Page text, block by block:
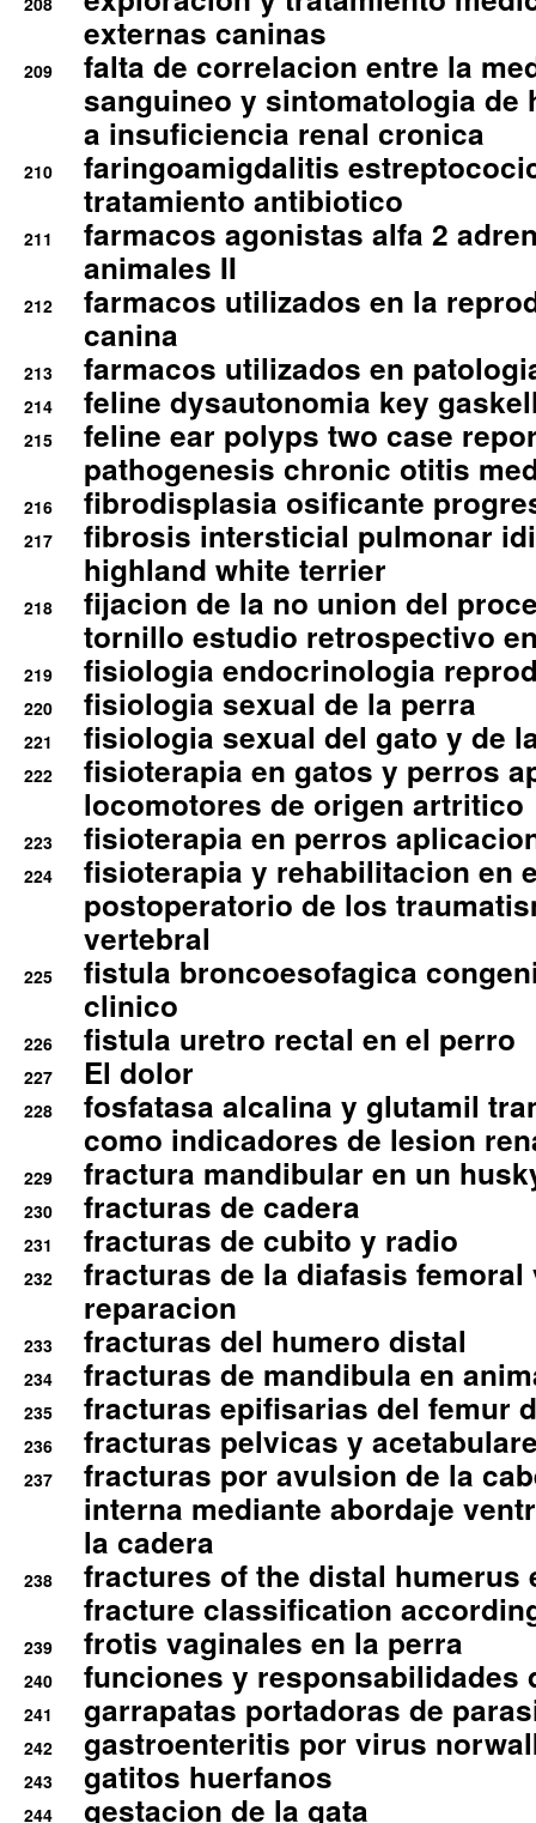
externas caninas
209
falta de correlacion entre la
sanguineo y sintomatologia de
a insuficiencia renal cronica
210
faringoamigdalitis
tratamiento antibiotico
211
farmacos agonistas alfa 2
animales II
212
farmacos utilizados en la
canina
213 farmacos utilizados en
214 feline dysautonomia key
215
feline ear polyps two case
pathogenesis chronic otitis
216 fibrodisplasia osificante
217
fibrosis intersticial pulmonar
highland white terrier
218
fijacion de la no union del
tornillo estudio retrospectivo
219 fisiologia endocrinologia
220 fisiologia sexual de la perra
221 fisiologia sexual del gato y de
222
fisioterapia en gatos y perros
locomotores de origen artritico
223 fisioterapia en perros
224
fisioterapia y rehabilitacion en
postoperatorio de los
vertebral
225
fistula broncoesofagica
clinico
226 fistula uretro rectal en el perro
227 El dolor
228
fosfatasa alcalina y glutamil
como indicadores de lesion
229 fractura mandibular en un
230 fracturas de cadera
231 fracturas de cubito y radio
232
fracturas de la diafasis
reparacion
233 fracturas del humero distal
234 fracturas de mandibula en
235 fracturas epifisarias del femur
236 fracturas pelvicas y
237
fracturas por avulsion de la
interna mediante abordaje
la cadera
238
fractures of the distal humerus
fracture classification
239 frotis vaginales en la perra
240 funciones y responsabilidades
241 garrapatas portadoras de
242 gastroenteritis por virus
243 gatitos huerfanos
244 gestacion de la gata